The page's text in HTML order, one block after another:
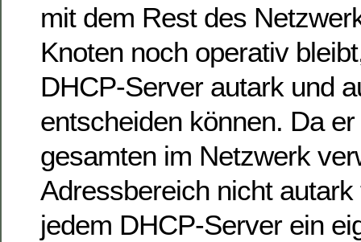
mit dem Rest des
Knoten noch operativ
DHCP-Server autark und
entscheiden können. Da
gesamten im Netzwerk
Adressbereich nicht
jedem DHCP-Server ein